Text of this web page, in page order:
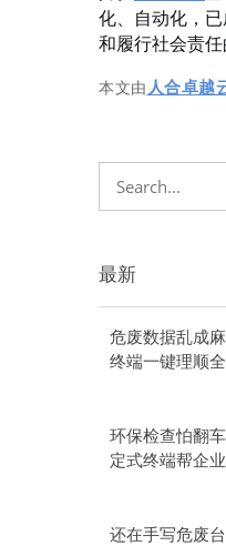
化、自动化，
和履行社会责任
本文由 人合卓越
最新
危废数据乱成
终端一键理顺
环保检查怕翻
定式终端帮企
还在手写危废